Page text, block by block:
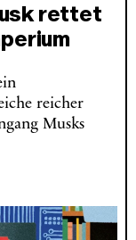
rettet
reicher
Musks